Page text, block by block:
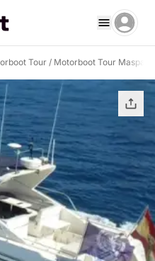
Tour / Motorboot Tour